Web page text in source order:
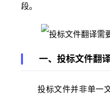
段。
一、投标文件翻译
投标文件并非单一文